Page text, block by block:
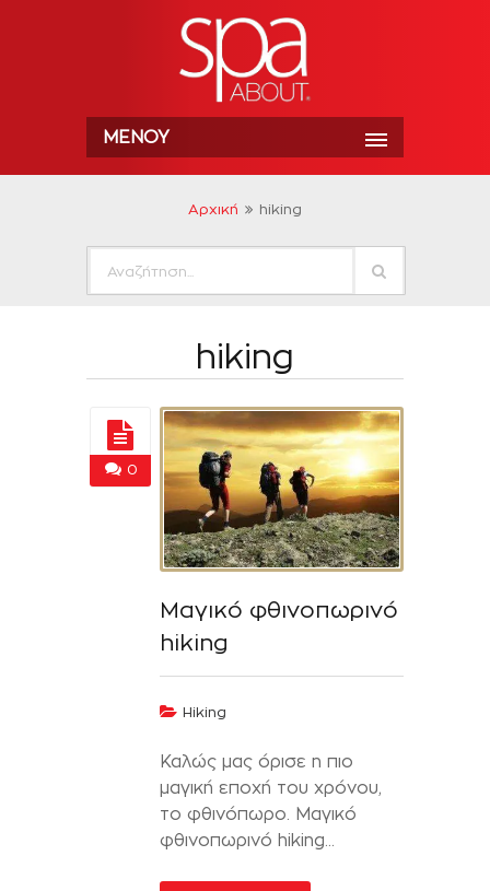
ΜΕΝΟΎ
Αρχική hiking
hiking
0
Μαγικό φθινοπωρινό
hiking
Hiking
Καλώς μας όρισε η πιο
μαγική εποχή του χρόνου,
το φθινόπωρο. Μαγικό
φθινοπωρινό hiking...